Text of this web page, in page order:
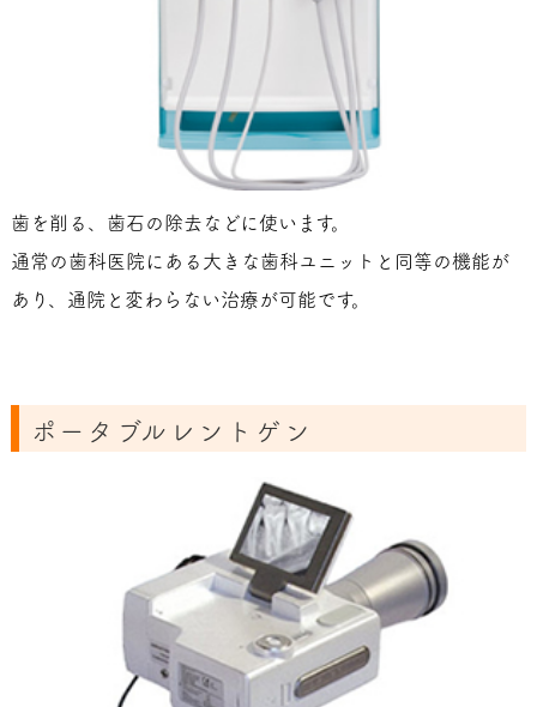
歯を削る、歯石の除去などに使います。
通常の歯科医院にある大きな歯科ユニットと同等の機能が
あり、通院と変わらない治療が可能です。
ポータブルレントゲン